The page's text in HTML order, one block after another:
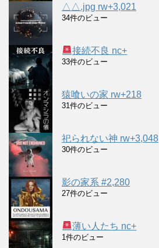
△△.jpg rw+3,021
34件のビュー
接続不良 nc+
33件のビュー
猿喰いの家 rw+218
31件のビュー
祀られない神 rw+3,048
30件のビュー
影の家系 #2,280
27件のビュー
薄い人たち nc+
1件のビュー